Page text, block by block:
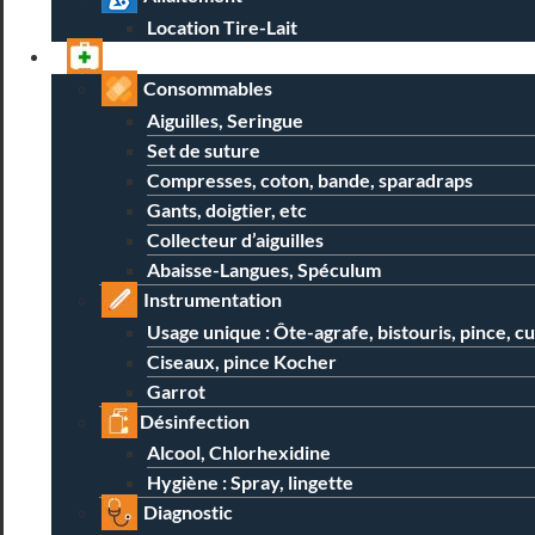
Location Tire-Lait
Consommables
Aiguilles, Seringue
Set de suture
Compresses, coton, bande, sparadraps
Gants, doigtier, etc
Collecteur d’aiguilles
Abaisse-Langues, Spéculum
Instrumentation
Usage unique : Ôte-agrafe, bistouris, pince,
Ciseaux, pince Kocher
Garrot
Désinfection
Alcool, Chlorhexidine
Hygiène : Spray, lingette
Diagnostic